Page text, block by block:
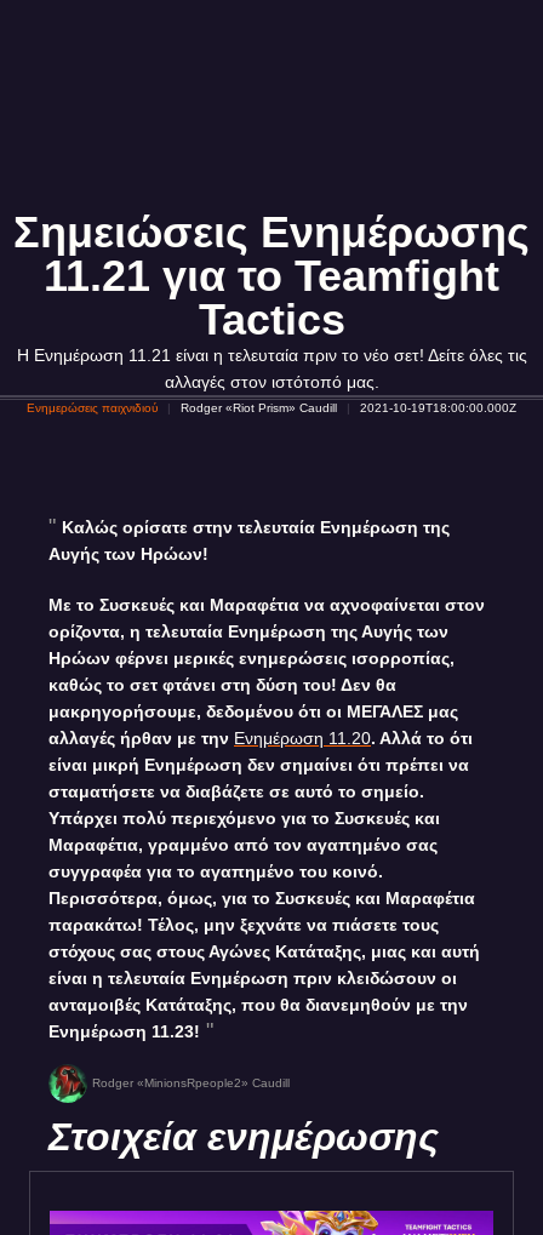
Σημειώσεις Ενημέρωσης
11.21 για το Teamfight
Tactics
Η Ενημέρωση 11.21 είναι η τελευταία πριν το νέο σετ! Δείτε όλες τις
αλλαγές στον ιστότοπό μας.
Ενημερώσεις παιχνιδιού Rodger «Riot Prism» Caudill 2021-10-19T18:00:00.000Z
Καλώς ορίσατε στην τελευταία Ενημέρωση της
Αυγής των Ηρώων!
Με το Συσκευές και Μαραφέτια να αχνοφαίνεται στον
ορίζοντα, η τελευταία Ενημέρωση της Αυγής των
Ηρώων φέρνει μερικές ενημερώσεις ισορροπίας,
καθώς το σετ φτάνει στη δύση του! Δεν θα
μακρηγορήσουμε, δεδομένου ότι οι ΜΕΓΑΛΕΣ μας
αλλαγές ήρθαν με την Ενημέρωση 11.20. Αλλά το ότι
είναι μικρή Ενημέρωση δεν σημαίνει ότι πρέπει να
σταματήσετε να διαβάζετε σε αυτό το σημείο.
Υπάρχει πολύ περιεχόμενο για το Συσκευές και
Μαραφέτια, γραμμένο από τον αγαπημένο σας
συγγραφέα για το αγαπημένο του κοινό.
Περισσότερα, όμως, για το Συσκευές και Μαραφέτια
παρακάτω! Τέλος, μην ξεχνάτε να πιάσετε τους
στόχους σας στους Αγώνες Κατάταξης, μιας και αυτή
είναι η τελευταία Ενημέρωση πριν κλειδώσουν οι
ανταμοιβές Κατάταξης, που θα διανεμηθούν με την
Ενημέρωση 11.23!
Rodger «MinionsRpeople2» Caudill
Στοιχεία ενημέρωσης